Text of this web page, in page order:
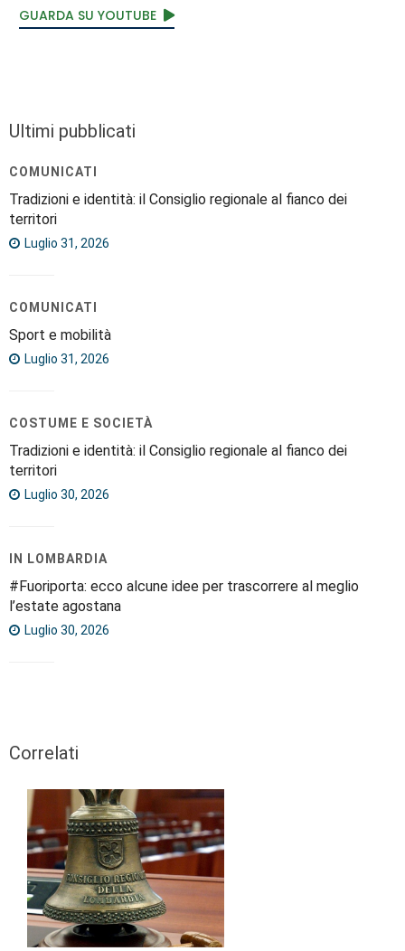
GUARDA SU YOUTUBE
Ultimi pubblicati
COMUNICATI
Tradizioni e identità: il Consiglio regionale al fianco dei
territori
Luglio 31, 2026
COMUNICATI
Sport e mobilità
Luglio 31, 2026
COSTUME E SOCIETÀ
Tradizioni e identità: il Consiglio regionale al fianco dei
territori
Luglio 30, 2026
IN LOMBARDIA
#Fuoriporta: ecco alcune idee per trascorrere al meglio
l’estate agostana
Luglio 30, 2026
Correlati